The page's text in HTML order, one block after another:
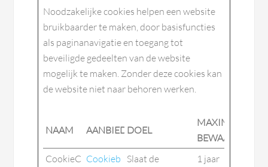
Noodzakelijke cookies helpen een website
bruikbaarder te maken, door basisfuncties
als paginanavigatie en toegang tot
beveiligde gedeelten van de website
mogelijk te maken. Zonder deze cookies kan
de website niet naar behoren werken.
NAAM AANBIEDERDOEL
MAXIMALE
CookieC Cookieb Slaat de
1 jaar